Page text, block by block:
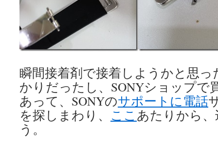
瞬間接着剤で接着しようかと思
かりだったし、SONYショップで
あって、SONYのサポートに電話
を探しまわり、 ここ あたりから
う。